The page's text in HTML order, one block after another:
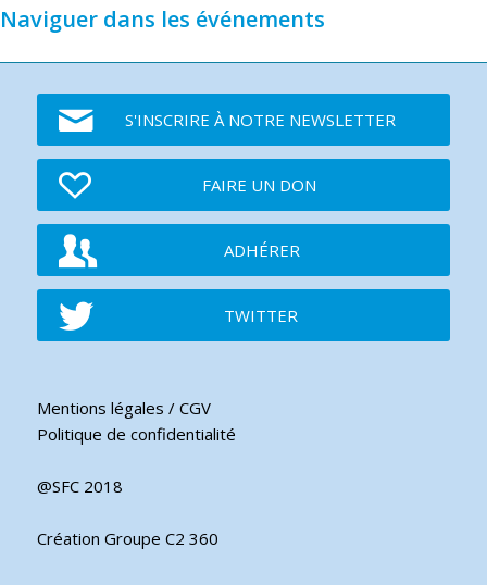
Naviguer dans les événements
S'INSCRIRE À NOTRE NEWSLETTER
FAIRE UN DON
ADHÉRER
TWITTER
Mentions légales / CGV
Politique de confidentialité
@SFC 2018
Création Groupe C2 360